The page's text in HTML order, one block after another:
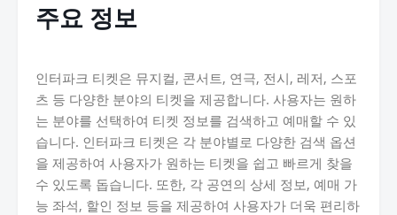
주요 정보
인터파크 티켓은 뮤지컬, 콘서트, 연극, 전시, 레저, 스포
츠 등 다양한 분야의 티켓을 제공합니다. 사용자는 원하
는 분야를 선택하여 티켓 정보를 검색하고 예매할 수 있
습니다. 인터파크 티켓은 각 분야별로 다양한 검색 옵션
을 제공하여 사용자가 원하는 티켓을 쉽고 빠르게 찾을
수 있도록 돕습니다. 또한, 각 공연의 상세 정보, 예매 가
능 좌석, 할인 정보 등을 제공하여 사용자가 더욱 편리하